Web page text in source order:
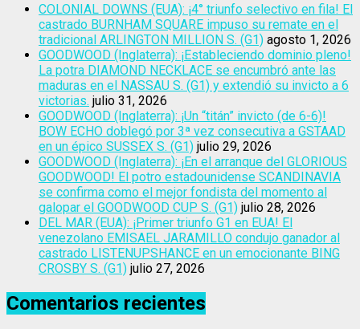
COLONIAL DOWNS (EUA): ¡4° triunfo selectivo en fila! El
castrado BURNHAM SQUARE impuso su remate en el
tradicional ARLINGTON MILLION S. (G1) agosto 1, 2026
GOODWOOD (Inglaterra): ¡Estableciendo dominio pleno!
La potra DIAMOND NECKLACE se encumbró ante las
maduras en el NASSAU S. (G1) y extendió su invicto a 6
victorias. julio 31, 2026
GOODWOOD (Inglaterra): ¡Un “titán” invicto (de 6-6)!
BOW ECHO doblegó por 3ª vez consecutiva a GSTAAD
en un épico SUSSEX S. (G1) julio 29, 2026
GOODWOOD (Inglaterra): ¡En el arranque del GLORIOUS
GOODWOOD! El potro estadounidense SCANDINAVIA
se confirma como el mejor fondista del momento al
galopar el GOODWOOD CUP S. (G1) julio 28, 2026
DEL MAR (EUA): ¡Primer triunfo G1 en EUA! El
venezolano EMISAEL JARAMILLO condujo ganador al
castrado LISTENUPSHANCE en un emocionante BING
CROSBY S. (G1) julio 27, 2026
Comentarios recientes